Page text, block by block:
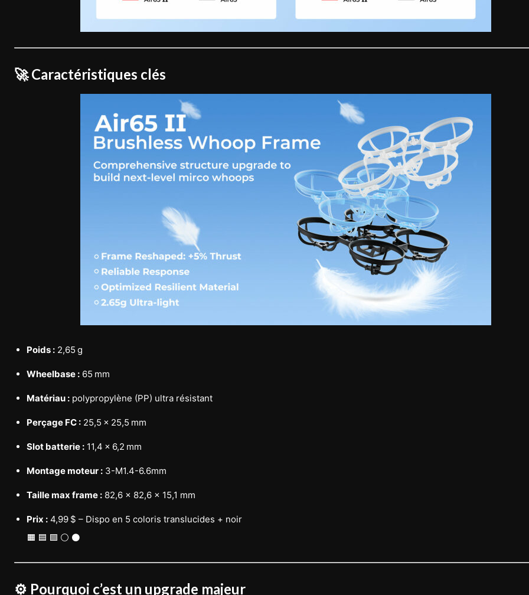
🚀 Caractéristiques clés
Poids : 2,65 g
Wheelbase : 65 mm
Matériau : polypropylène (PP) ultra résistant
Perçage FC : 25,5 × 25,5 mm
Slot batterie : 11,4 × 6,2 mm
Montage moteur : 3-M1.4-6.6mm
Taille max frame : 82,6 × 82,6 × 15,1 mm
Prix : 4,99 $ – Dispo en 5 coloris translucides + noir
🟧 🟦 🟪 ⚪ ⚫
⚙️ Pourquoi c’est un upgrade majeur